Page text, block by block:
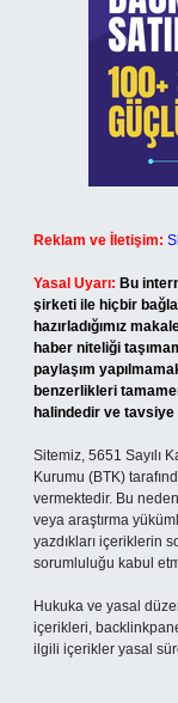
Reklam ve İletişim:
Yasal Uyarı: Bu
şirketi ile hiçbir
hazırladığımız
haber niteliği
paylaşım
benzerlikleri
halindedir ve tavsiye
Sitemiz, 5651 Sayılı
Kurumu (BTK)
vermektedir. Bu
veya araştırma
yazdıkları içeriklerin
sorumluluğu kabul
Hukuka ve yasal
içerikleri,
ilgili içerikler yasal